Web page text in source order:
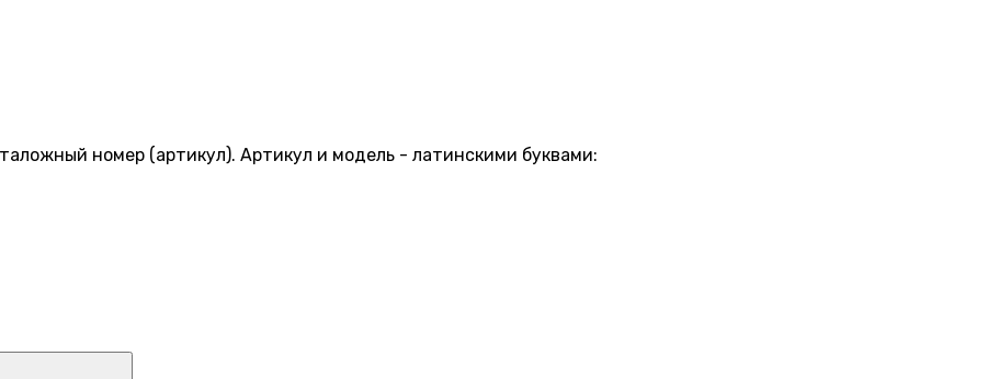
номер (артикул). Артикул и модель - латинскими буквами: